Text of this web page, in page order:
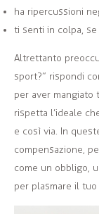
ha ripercussioni
ti senti in colpa,
Altrettanto
sport?” rispondi
per aver mangiato
rispetta l’ideale
e così via. In
compensazione,
come un obbligo,
per plasmare il tuo